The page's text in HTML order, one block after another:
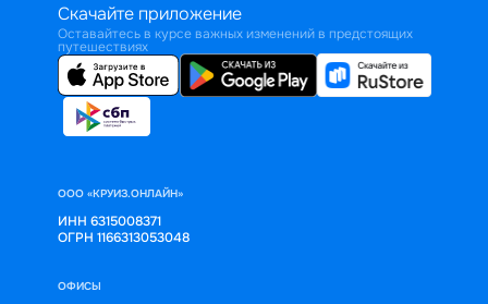
Скачайте приложение
Оставайтесь в курсе важных изменений в предстоящих
путешествиях
ООО «КРУИЗ.ОНЛАЙН»
ИНН 6315008371
ОГРН 1166313053048
ОФИСЫ